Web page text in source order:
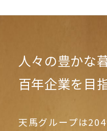
人々の豊かな
百年企業を目
天馬グループは